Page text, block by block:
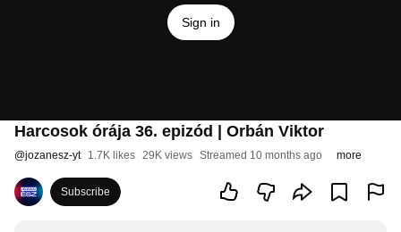
Sign in
Harcosok órája 36. epizód | Orbán Viktor
@jozanesz-yt 1.7K likes 29K views Streamed 10 months ago more
Subscribe